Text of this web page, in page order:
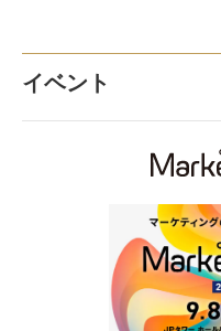
イベント